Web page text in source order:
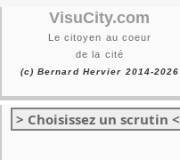
VisuCity.com
Le citoyen au coeur
de la cité
(c) Bernard Hervier 2014-2026
> Choisissez un scrutin <